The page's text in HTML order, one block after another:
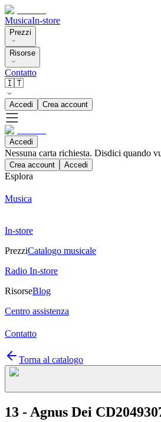
MusicaIn-store
Prezzi
Risorse
Contatto
🇮🇹
Accedi Crea account
Accedi
Nessuna carta richiesta. Disdici quando
Crea account Accedi
Esplora
Musica
In-store
PrezziCatalogo musicale
Radio In-store
RisorseBlog
Centro assistenza
Contatto
Torna al catalogo
13 - Agnus Dei